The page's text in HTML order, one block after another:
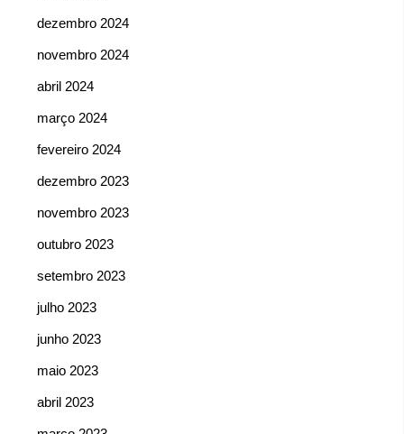
dezembro 2024
novembro 2024
abril 2024
março 2024
fevereiro 2024
dezembro 2023
novembro 2023
outubro 2023
setembro 2023
julho 2023
junho 2023
maio 2023
abril 2023